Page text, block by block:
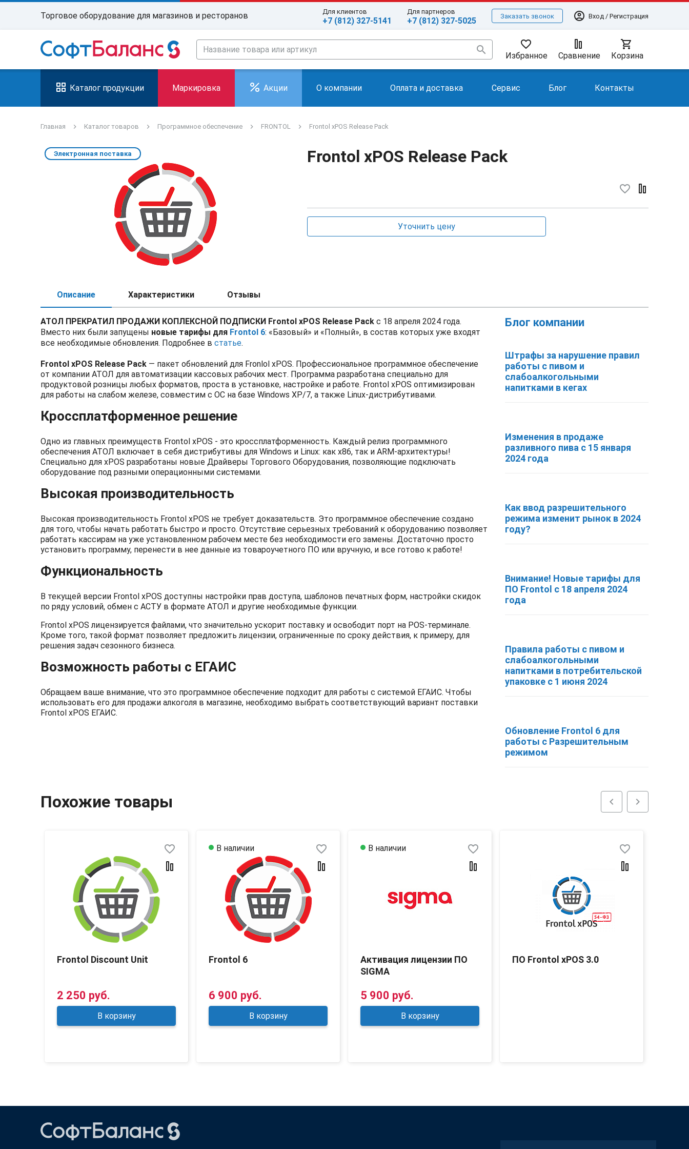
Торговое оборудование для магазинов и ресторанов Для клиентов
+7 (812) 327-5141
Для партнеров
+7 (812) 327-5025 Заказать звонок account_circle Вход / Регистрация
search favorite_border
Избранное Сравнение
shopping_cart
Корзина
Каталог продукции Маркировка Акции О компании Оплата и доставка Сервис Блог Контакты
Главная Каталог товаров Программное обеспечение FRONTOL Frontol xPOS Release Pack
Электронная поставка Frontol xPOS Release Pack
favorite_border
Уточнить цену
Описание Характеристики Отзывы
АТОЛ ПРЕКРАТИЛ ПРОДАЖИ КОПЛЕКСНОЙ ПОДПИСКИ Frontol xPOS Release Pack с 18 апреля 2024 года.
Вместо них были запущены новые тарифы для Frontol 6: «Базовый» и «Полный», в состав которых уже входят
все необходимые обновления. Подробнее в статье.
Frontol xPOS Release Pack — пакет обновлений для Fronlol xPOS. Профессиональное программное обеспечение
от компании АТОЛ для автоматизации кассовых рабочих мест. Программа разработана специально для
продуктовой розницы любых форматов, проста в установке, настройке и работе. Frontol xPOS оптимизирован
для работы на слабом железе, совместим с ОС на базе Windows XP/7, а также Linux-дистрибутивами.
Кроссплатформенное решение
Одно из главных преимуществ Frontol xPOS - это кроссплатформенность. Каждый релиз программного
обеспечения АТОЛ включает в себя дистрибутивы для Windows и Linux: как x86, так и ARM-архитектуры!
Специально для xPOS разработаны новые Драйверы Торгового Оборудования, позволяющие подключать
оборудование под разными операционными системами.
Высокая производительность
Высокая производительность Frontol xPOS не требует доказательств. Это программное обеспечение создано
для того, чтобы начать работать быстро и просто. Отсутствие серьезных требований к оборудованию позволяет
работать кассирам на уже установленном рабочем месте без необходимости его замены. Достаточно просто
установить программу, перенести в нее данные из товароучетного ПО или вручную, и все готово к работе!
Функциональность
В текущей версии Frontol xPOS доступны настройки прав доступа, шаблонов печатных форм, настройки скидок
по ряду условий, обмен с АСТУ в формате АТОЛ и другие необходимые функции.
Frontol xPOS лицензируется файлами, что значительно ускорит поставку и освободит порт на POS-терминале.
Кроме того, такой формат позволяет предложить лицензии, ограниченные по сроку действия, к примеру, для
решения задач сезонного бизнеса.
Возможность работы с ЕГАИС
Обращаем ваше внимание, что это программное обеспечение подходит для работы с системой ЕГАИС. Чтобы
использовать его для продажи алкоголя в магазине, необходимо выбрать соответствующий вариант поставки
Frontol xPOS ЕГАИС.
Блог компании
Штрафы за нарушение правил
работы с пивом и
слабоалкогольными
напитками в кегах
Изменения в продаже
разливного пива с 15 января
2024 года
Как ввод разрешительного
режима изменит рынок в 2024
году?
Внимание! Новые тарифы для
ПО Frontol с 18 апреля 2024
года
Правила работы с пивом и
слабоалкогольными
напитками в потребительской
упаковке с 1 июня 2024
Обновление Frontol 6 для
работы с Разрешительным
режимом
Похожие товары chevron_left chevron_right
Frontol Discount Unit
favorite_border
2 250 руб.
В корзину
Frontol 6
favorite_border
6 900 руб.
В наличии
В корзину
Активация лицензии ПО
SIGMA
favorite_border
5 900 руб.
В наличии
В корзину
ПО Frontol xPOS 3.0
favorite_border